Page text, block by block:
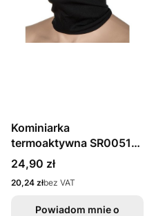
Kominiarka
termoaktywna SR0051
STANTEKS
Cena
24,90 zł
Cena
20,24 złbez VAT
Powiadom mnie o